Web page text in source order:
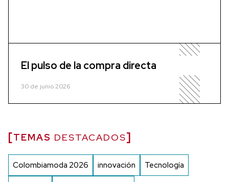
El pulso de la compra directa
30 de junio 2026
TEMAS DESTACADOS
Colombiamoda 2026 innovación Tecnología